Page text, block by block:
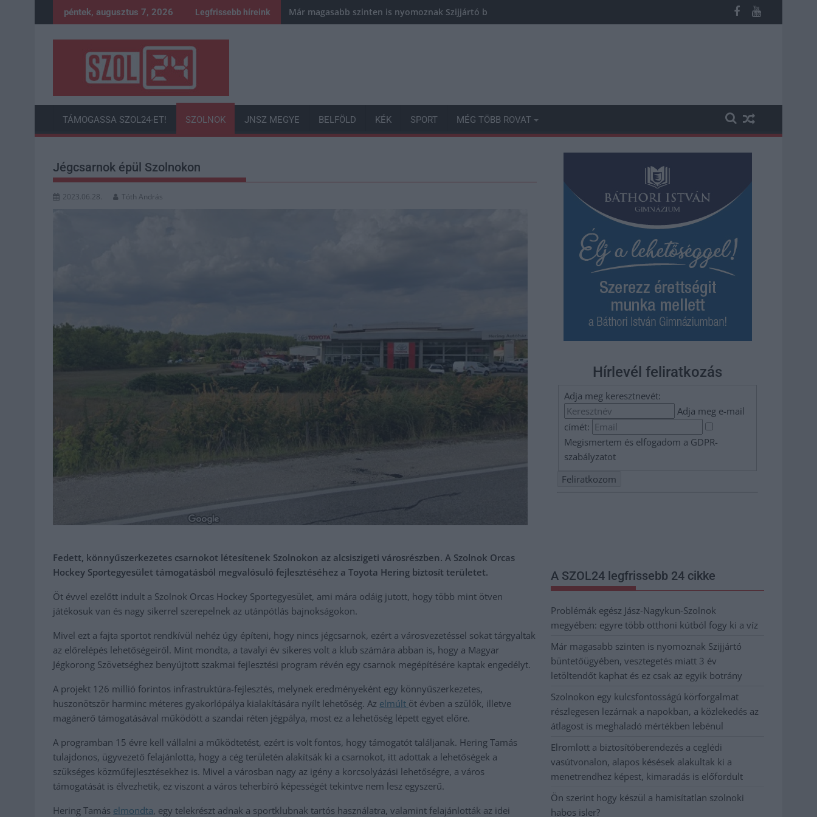
to
péntek, augusztus 7, 2026 Legfrissebb híreink Már magasabb szinten is nyomoznak Szijjártó büntetőügyében, vesztegetés miatt 3 év letöltendőt kaphat és ez csak az egyik
TÁMOGASSA SZOL24-ET! SZOLNOK JNSZ MEGYE BELFÖLD KÉK SPORT MÉG TÖBB ROVAT
Jégcsarnok épül Szolnokon
2023.06.28. Tóth András
Fedett, könnyűszerkezetes csarnokot létesítenek Szolnokon az alcsiszigeti városrészben. A Szolnok Orcas
Hockey Sportegyesület támogatásból megvalósuló fejlesztéséhez a Toyota Hering biztosít területet.
Öt évvel ezelőtt indult a Szolnok Orcas Hockey Sportegyesület, ami mára odáig jutott, hogy több mint ötven
játékosuk van és nagy sikerrel szerepelnek az utánpótlás bajnokságokon.
Mivel ezt a fajta sportot rendkívül nehéz úgy építeni, hogy nincs jégcsarnok, ezért a városvezetéssel sokat tárgyaltak
az előrelépés lehetőségeiről. Mint mondta, a tavalyi év sikeres volt a klub számára abban is, hogy a Magyar
Jégkorong Szövetséghez benyújtott szakmai fejlesztési program révén egy csarnok megépítésére kaptak engedélyt.
A projekt 126 millió forintos infrastruktúra-fejlesztés, melynek eredményeként egy könnyűszerkezetes,
huszonötször harminc méteres gyakorlópálya kialakítására nyílt lehetőség. Az elmúlt öt évben a szülők, illetve
magánerő támogatásával működött a szandai réten jégpálya, most ez a lehetőség lépett egyet előre.
A programban 15 évre kell vállalni a működtetést, ezért is volt fontos, hogy támogatót találjanak. Hering Tamás
tulajdonos, ügyvezető felajánlotta, hogy a cég területén alakítsák ki a csarnokot, itt adottak a lehetőségek a
szükséges közműfejlesztésekhez is. Mivel a városban nagy az igény a korcsolyázási lehetőségre, a város
támogatását is élvezhetik, ez viszont a város teherbíró képességét tekintve nem lesz egyszerű.
Hering Tamás elmondta, egy telekrészt adnak a sportklubnak tartós használatra, valamint felajánlották az idei
Hírlevél feliratkozás
Adja meg keresztnevét:
Adja meg e-mail
címét:
Megismertem és elfogadom a GDPR-
szabályzatot
A SZOL24 legfrissebb 24 cikke
Problémák egész Jász-Nagykun-Szolnok
megyében: egyre több otthoni kútból fogy ki a víz
Már magasabb szinten is nyomoznak Szijjártó
büntetőügyében, vesztegetés miatt 3 év
letöltendőt kaphat és ez csak az egyik botrány
Szolnokon egy kulcsfontosságú körforgalmat
részlegesen lezárnak a napokban, a közlekedés az
átlagost is meghaladó mértékben lebénul
Elromlott a biztosítóberendezés a ceglédi
vasútvonalon, alapos késések alakultak ki a
menetrendhez képest, kimaradás is előfordult
Ön szerint hogy készül a hamisítatlan szolnoki
habos isler?